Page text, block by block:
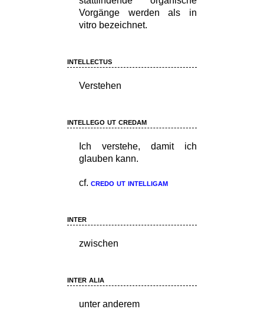
Vorgänge werden als in
vitro bezeichnet.
intellectus
Verstehen
intellego ut credam
Ich verstehe, damit ich
glauben kann.
cf. credo ut intelligam
inter
zwischen
inter alia
unter anderem